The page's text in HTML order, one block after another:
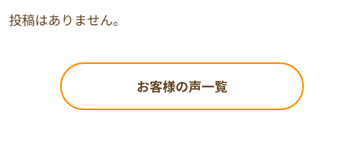
”バイクリサイクルジャパン”では、修理可能な車両
と判断された車両は細部まで分解されて再利用可能
なパーツと廃棄パーツに選別がなされます。
すべてを”廃棄物”とすることなくリユースバイクやリ
投稿はありません。
お客様の声一覧